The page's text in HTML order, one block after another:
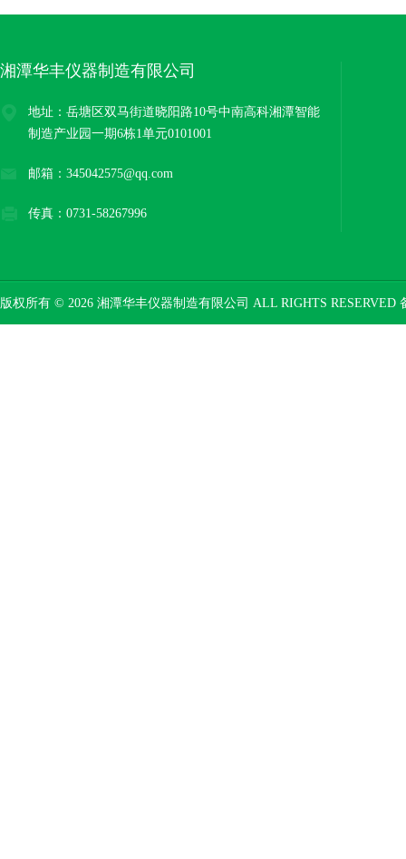
湘潭华丰仪器制造有限公司
地址：岳塘区双马街道晓阳路10号中南高科湘潭智能
制造产业园一期6栋1单元0101001
邮箱：345042575@qq.com
传真：0731-58267996
版权所有 © 2026 湘潭华丰仪器制造有限公司 ALL RIGHTS RESERVED